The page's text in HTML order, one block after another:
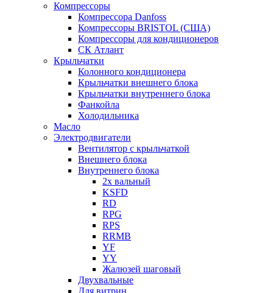
Компрессоры
Компрессора Danfoss
Компрессоры BRISTOL (США)
Компрессоры для кондиционеров
СК Атлант
Крыльчатки
Колонного кондиционера
Крыльчатки внешнего блока
Крыльчатки внутреннего блока
Фанкойла
Холодильника
Масло
Электродвигатели
Вентилятор с крыльчаткой
Внешнего блока
Внутреннего блока
2х вальный
KSFD
RD
RPG
RPS
RRMB
YF
YY
Жалюзей шаговый
Двухвальные
Для витрин